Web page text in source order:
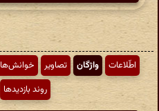
اطّلاعات واژگان تصاویر خوانش‌ها
روند بازدیدها